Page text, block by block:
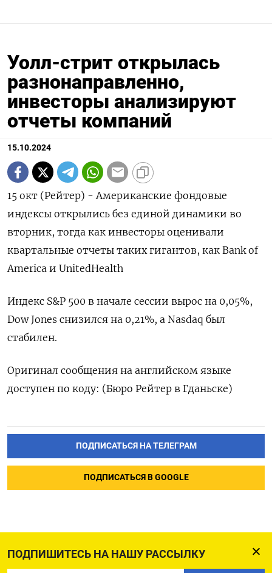
ПОДПИШИТЕСЬ НА НАШУ РАССЫЛКУ
Уолл-стрит открылась
разнонаправленно,
инвесторы анализируют
отчеты компаний
15.10.2024
15 окт (Рейтер) - Американские фондовые
индексы открылись без единой динамики во
вторник, тогда как инвесторы оценивали
квартальные отчеты таких гигантов, как Bank of
America и UnitedHealth
Индекс S&P 500 в начале сессии вырос на 0,05%,
Dow Jones снизился на 0,21%, а Nasdaq был
стабилен.
Оригинал сообщения на английском языке
доступен по коду: (Бюро Рейтер в Гданьске)
ПОДПИСАТЬСЯ НА ТЕЛЕГРАМ
ПОДПИСАТЬСЯ В GOOGLE